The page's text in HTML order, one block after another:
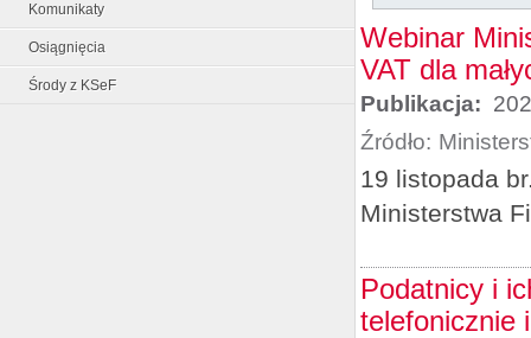
Komunikaty
Osiągnięcia
Środy z KSeF
Webinar
VAT dla
Publikacja:
Źródło:
19 listopada
Ministerstwa
Podatnicy i
telefonicznie